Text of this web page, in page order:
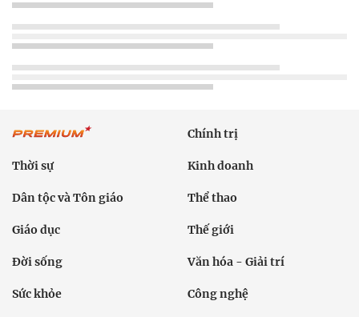
Chính trị
Thời sự Kinh doanh
Dân tộc và Tôn giáo Thể thao
Giáo dục Thế giới
Đời sống Văn hóa - Giải trí
Sức khỏe Công nghệ